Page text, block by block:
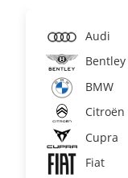
Audi
Bentley
BMW
Citroën
Cupra
Fiat